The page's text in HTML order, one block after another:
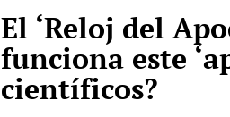
El ‘Reloj del
funciona este
científicos?